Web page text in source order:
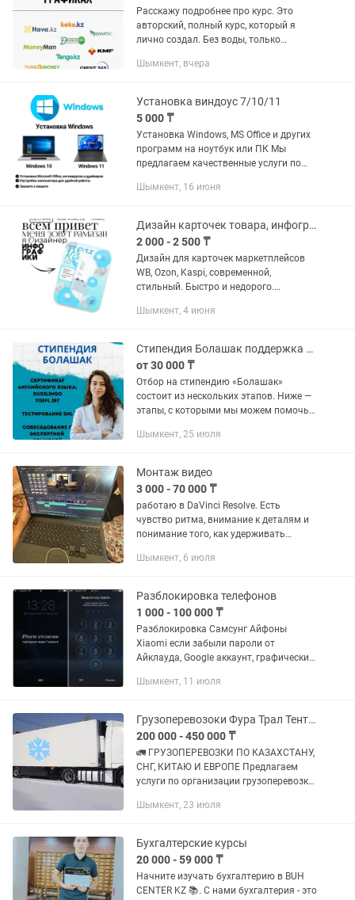
Расскажу подробнее про курс. Это
авторский, полный курс, который я
лично создал. Без воды, только
Весь материал подается в текстовом
Шымкент, вчера
Установка виндоус 7/10/11
5 000 ₸
Установка Windows, MS Office и других
программ на ноутбук или ПК Мы
предлагаем качественные услуги по
программ для вашего компьютера.
Шымкент, 16 июня
Дизайн карточек товара, инфографика для маркетплейсов WB, Ozon, Kaspi
2 000 - 2 500 ₸
Дизайн для карточек маркетплейсов
WB, Ozon, Kaspi, современной,
стильный. Быстро и недорого.
связи
Шымкент, 4 июня
Стипендия Болашак поддержка на всех этапах
от 30 000 ₸
Отбор на стипендию «Болашак»
состоит из нескольких этапов. Ниже —
этапы, с которыми мы можем помочь.
необходимо предоставить сертификат
Шымкент, 25 июля
Монтаж видео
3 000 - 70 000 ₸
работаю в DaVinci Resolve. Есть
чувство ритма, внимание к деталям и
понимание того, как удерживать
• интервью; • влаги; • видео о
Шымкент, 6 июля
Разблокировка телефонов
1 000 - 100 000 ₸
Разблокировка Самсунг Айфоны
Xiaomi если забыли пароли от
Айклауда, Google аккаунт, графический
Разблокировка Google аккаунта от
Шымкент, 11 июля
Грузоперевозоки Фура Трал Тент Камаз Логистика Рефрижератора
200 000 - 450 000 ₸
🚛 ГРУЗОПЕРЕВОЗКИ ПО КАЗАХСТАНУ,
СНГ, КИТАЮ И ЕВРОПЕ Предлагаем
услуги по организации грузоперевозки
всему Казахстану ✅ Международные
Шымкент, 23 июля
Бухгалтерские курсы
20 000 - 59 000 ₸
Начните изучать бухгалтерию в BUH
CENTER KZ 📚. С нами бухгалтерия - это